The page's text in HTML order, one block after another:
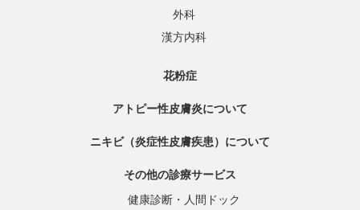
外科
漢方内科
花粉症
アトピー性皮膚炎について
ニキビ（炎症性皮膚疾患）について
その他の診療サービス
健康診断・人間ドック